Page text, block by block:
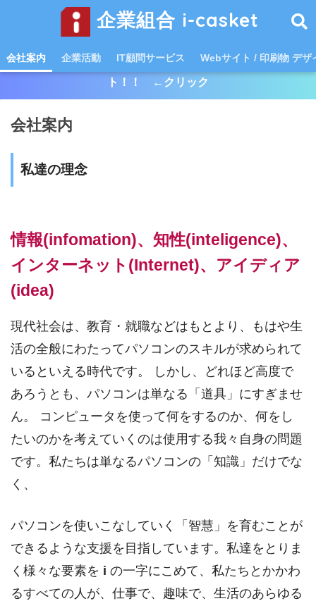
企業組合 i-casket
会社案内 企業活動 IT顧問サービス Webサイト / 印刷物 デザ
中堅女性社員を育てる “ハピキャスでプチ出向！”スター
ト！！ ←クリック
会社案内
私達の理念
情報(infomation)、知性(inteligence)、
インターネット(Internet)、アイディア
(idea)
現代社会は、教育・就職などはもとより、もはや生
活の全般にわたってパソコンのスキルが求められて
いるといえる時代です。 しかし、どれほど高度で
あろうとも、パソコンは単なる「道具」にすぎませ
ん。 コンピュータを使って何をするのか、何をし
たいのかを考えていくのは使用する我々自身の問題
です。私たちは単なるパソコンの「知識」だけでな
く、
パソコンを使いこなしていく「智慧」を育むことが
できるような支援を目指しています。私達をとりま
く様々な要素を i の一字にこめて、私たちとかかわ
るすべての人が、仕事で、趣味で、生活のあらゆる